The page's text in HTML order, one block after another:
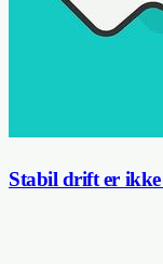
Stabil drift er